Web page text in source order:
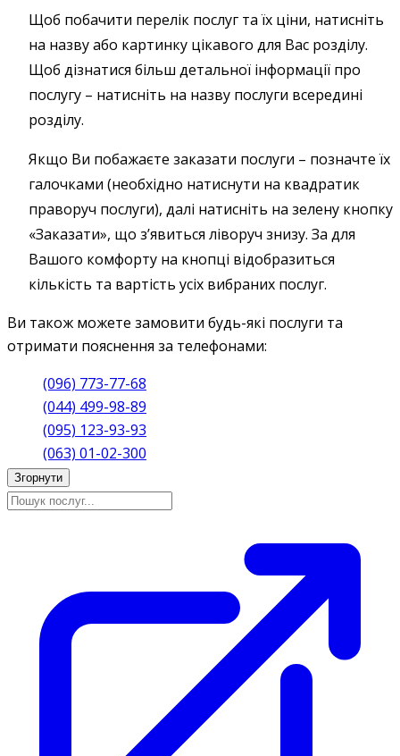
Щоб побачити перелік послуг та їх ціни, натисніть
на назву або картинку цікавого для Вас розділу.
Щоб дізнатися більш детальної інформації про
послугу – натисніть на назву послуги всередині
розділу.
Якщо Ви побажаєте заказати послуги – позначте їх
галочками (необхідно натиснути на квадратик
праворуч послуги), далі натисніть на зелену кнопку
«Заказати», що з’явиться ліворуч знизу. За для
Вашого комфорту на кнопці відобразиться
кількість та вартість усіх вибраних послуг.
Ви також можете замовити будь-які послуги та
отримати пояснення за телефонами:
(096) 773-77-68
(044) 499-98-89
(095) 123-93-93
(063) 01-02-300
Згорнути